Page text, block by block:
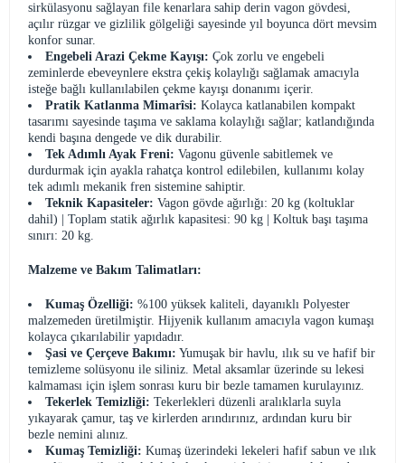
sirkülasyonu sağlayan file kenarlara sahip derin vagon gövdesi,
açılır rüzgar ve gizlilik gölgeliği sayesinde yıl boyunca dört mevsim
konfor sunar.
Engebeli Arazi Çekme Kayışı: Çok zorlu ve engebeli
zeminlerde ebeveynlere ekstra çekiş kolaylığı sağlamak amacıyla
isteğe bağlı kullanılabilen çekme kayışı donanımı içerir.
Pratik Katlanma Mimarîsi: Kolayca katlanabilen kompakt
tasarımı sayesinde taşıma ve saklama kolaylığı sağlar; katlandığında
kendi başına dengede ve dik durabilir.
Tek Adımlı Ayak Freni: Vagonu güvenle sabitlemek ve
durdurmak için ayakla rahatça kontrol edilebilen, kullanımı kolay
tek adımlı mekanik fren sistemine sahiptir.
Teknik Kapasiteler: Vagon gövde ağırlığı: 20 kg (koltuklar
dahil) | Toplam statik ağırlık kapasitesi: 90 kg | Koltuk başı taşıma
sınırı: 20 kg.
Malzeme ve Bakım Talimatları:
Kumaş Özelliği: %100 yüksek kaliteli, dayanıklı Polyester
malzemeden üretilmiştir. Hijyenik kullanım amacıyla vagon kumaşı
kolayca çıkarılabilir yapıdadır.
Şasi ve Çerçeve Bakımı: Yumuşak bir havlu, ılık su ve hafif bir
temizleme solüsyonu ile siliniz. Metal aksamlar üzerinde su lekesi
kalmaması için işlem sonrası kuru bir bezle tamamen kurulayınız.
Tekerlek Temizliği: Tekerlekleri düzenli aralıklarla suyla
yıkayarak çamur, taş ve kirlerden arındırınız, ardından kuru bir
bezle nemini alınız.
Kumaş Temizliği: Kumaş üzerindeki lekeleri hafif sabun ve ılık